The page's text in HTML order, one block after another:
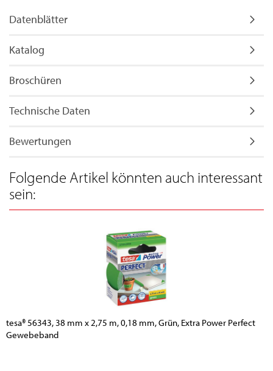
Datenblätter
Katalog
Broschüren
Technische Daten
Bewertungen
Folgende Artikel könnten auch interessant
sein:
tesa® 56343, 38 mm x 2,75 m, 0,18 mm, Grün, Extra Power Perfect
Gewebeband